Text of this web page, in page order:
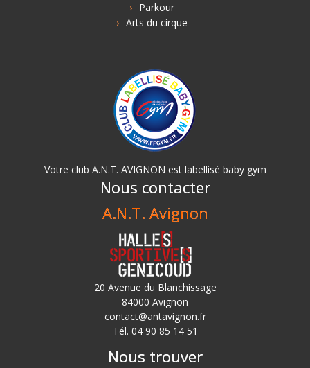
Parkour
Arts du cirque
Votre club A.N.T. AVIGNON est labellisé baby gym
Nous contacter
A.N.T. Avignon
20 Avenue du Blanchissage
84000 Avignon
contact@antavignon.fr
Tél. 04 90 85 14 51
Nous trouver